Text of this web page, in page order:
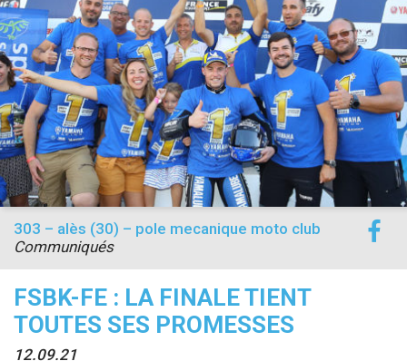
FSBK-FE : LA FINALE TIENT
TOUTES SES PROMESSES
12.09.21
303 – alès (30) – pole mecanique moto club
Communiqués